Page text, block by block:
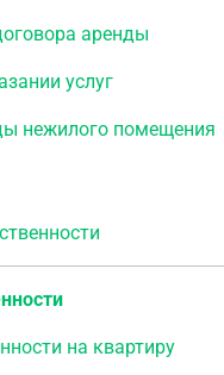
аренды
услуг
нежилого помещения
на квартиру